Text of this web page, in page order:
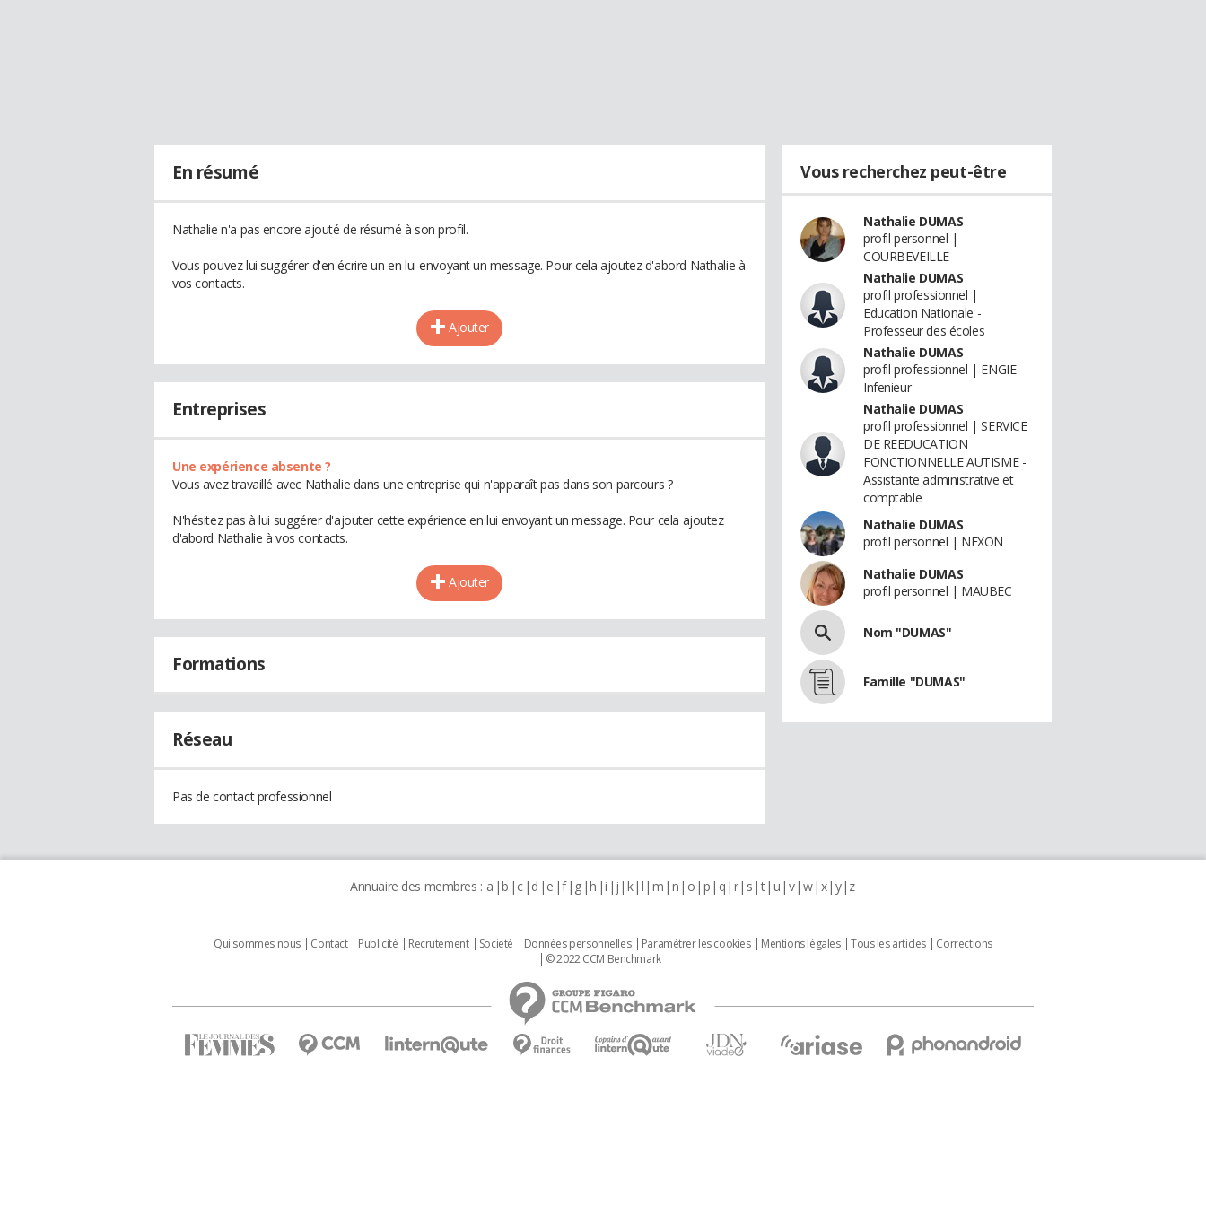
En résumé
Nathalie n'a pas encore ajouté de résumé à son profil.
Vous pouvez lui suggérer d'en écrire un en lui envoyant un message. Pour cela ajoutez d'abord Nathalie à
vos contacts.
Ajouter
Entreprises
Une expérience absente ?
Vous avez travaillé avec Nathalie dans une entreprise qui n'apparaît pas dans son parcours ?
N'hésitez pas à lui suggérer d'ajouter cette expérience en lui envoyant un message. Pour cela ajoutez
d'abord Nathalie à vos contacts.
Ajouter
Formations
Réseau
Pas de contact professionnel
Vous recherchez peut-être
Nathalie DUMAS
profil personnel |
COURBEVEILLE
Nathalie DUMAS
profil professionnel |
Education Nationale -
Professeur des écoles
Nathalie DUMAS
profil professionnel | ENGIE -
Infenieur
Nathalie DUMAS
profil professionnel | SERVICE
DE REEDUCATION
FONCTIONNELLE AUTISME -
Assistante administrative et
comptable
Nathalie DUMAS
profil personnel | NEXON
Nathalie DUMAS
profil personnel | MAUBEC
Nom "DUMAS"
Famille "DUMAS"
Annuaire des membres : a b c d e f g h i j k l m n o p q r s t u v w x y z
Qui sommes nous Contact Publicité Recrutement Societé Données personnelles Paramétrer les cookies Mentions légales Tous les articles
Corrections
© 2022 CCM Benchmark